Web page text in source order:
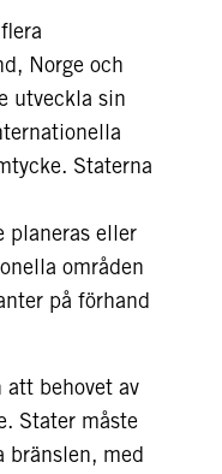
Norge och
utveckla sin
Staterna
planeras eller
områden
på förhand
att behovet av
Stater måste
bränslen, med